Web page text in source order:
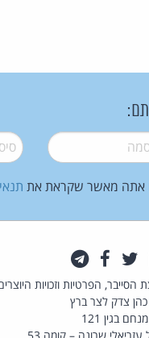
*
אתה מאשר שקראת את
לינקדאין
טוויטרפייסבוק
הסייבר, הפרטיות וזכויות
צדק לצר ברץ
בגין 121